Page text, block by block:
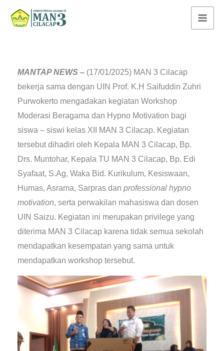
MANTAP NEWS –(17/01/2025) MAN 3 Cilacap
bekerja sama dengan UIN Prof. K.H Saifuddin Zuhri
Purwokerto mengadakan kegiatan Workshop
Moderasi Beragama dan Hypno Motivation bagi
siswa – siswi kelas XII MAN 3 Cilacap. Kegiatan
tersebut dihadiri oleh Kepala MAN 3 Cilacap, Bp.
Drs. Muntohar, Kepala TU MAN 3 Cilacap, Bp. Edi
Syafaat, S.Ag, Waka Bid. Kurikulum, Kesiswaan,
Humas, Asrama, Sarpras dan professional hypno
motivation, serta perwakilan mahasiswa dan dosen
UIN Saizu. Kegiatan ini merupakan privilege yang
diterima MAN 3 Cilacap karena tidak semua sekolah
mendapatkan kesempatan yang sama untuk
mendapatkan workshop tersebut.